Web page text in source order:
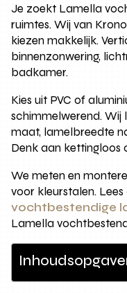
Je zoekt Lamella
ruimtes. Wij van
kiezen makkelijk.
binnenzonwering,
badkamer.
Kies uit PVC of
schimmelwerend.
maat, lamelbreedte
Denk aan kettingloos
We meten en
voor kleurstalen. Lees
vochtbestendige
Lamella